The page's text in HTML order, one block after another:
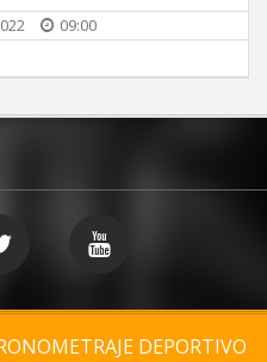
09:00
DEPORTIVO